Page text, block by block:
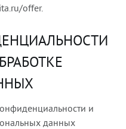
offer.
и
данных